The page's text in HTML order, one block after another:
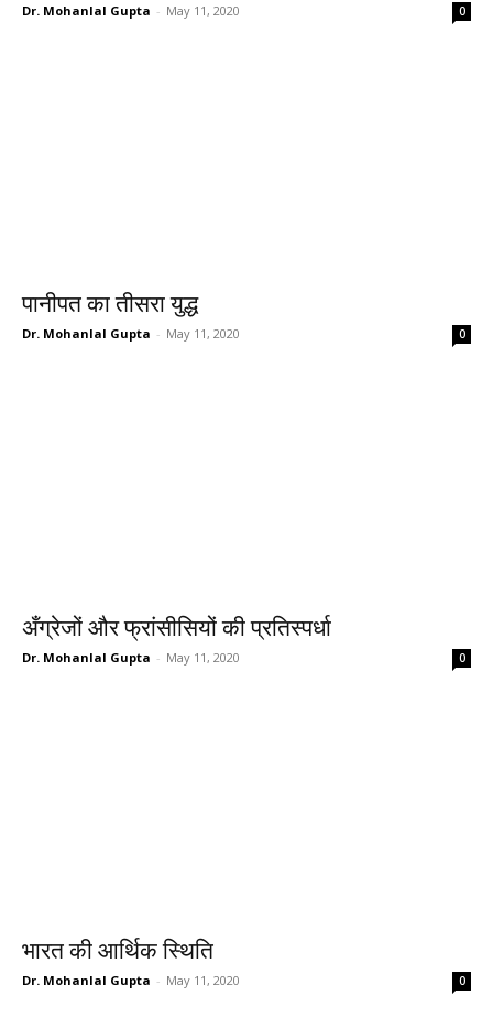
Dr. Mohanlal Gupta - May 11, 2020 0
पानीपत का तीसरा युद्ध
Dr. Mohanlal Gupta - May 11, 2020 0
अँग्रेजों और फ्रांसीसियों की प्रतिस्पर्धा
Dr. Mohanlal Gupta - May 11, 2020 0
भारत की आर्थिक स्थिति
Dr. Mohanlal Gupta - May 11, 2020 0